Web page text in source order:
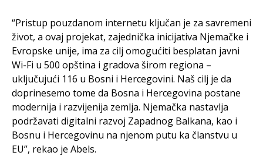
“Pristup pouzdanom internetu ključan je za savremeni
život, a ovaj projekat, zajednička inicijativa Njemačke i
Evropske unije, ima za cilj omogućiti besplatan javni
Wi-Fi u 500 opština i gradova širom regiona –
uključujući 116 u Bosni i Hercegovini. Naš cilj je da
doprinesemo tome da Bosna i Hercegovina postane
modernija i razvijenija zemlja. Njemačka nastavlja
podržavati digitalni razvoj Zapadnog Balkana, kao i
Bosnu i Hercegovinu na njenom putu ka članstvu u
EU”, rekao je Abels.